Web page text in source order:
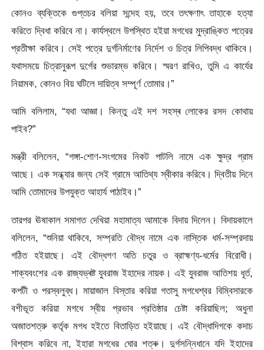
কোনও ব্যক্তিকে গুপ্তচর বলিয়া সন্দেহ হয়, তবে তৎক্ষণাৎ তাহাকে হত্যা
করিতে দ্বিধা করিবে না। কার্যস্থলে উপস্থিত হইয়া মগধের মুদ্রাঙ্কিত পত্রের
প্রতীক্ষা করিবে। সেই পত্রে দুৰ্গনির্মাণের নির্দেশ ও চিত্র লিপিবদ্ধ থাকিবে।
যথাসময়ে চিত্রানুরূপ দুর্গের শুভারম্ভ করিবে। স্মরণ রাখিও, তুমি এ কার্যের
নিয়ামক, কোনও বিয় ঘটিলে দায়িত্ব সম্পূর্ণ তোমার।”
আমি বলিলাম, “যথা আজ্ঞা। কিন্তু এই দশ সহস্ৰ লোকের রসদ কোথায়
পাইব?”
মন্ত্রী বলিলেন, “গঙ্গা-শোণ-সংগমের নিকট পাটলি নামে এক ক্ষুদ্র গ্রাম
আছে। এক সন্ধ্যার জন্য সেই গ্রামে আতিথ্য স্বীকার করিবে। দ্বিতীয় দিনে
আমি তোমাদের উপযুক্ত আহার্য পাঠাইব।”
তারপর ঊষাকাল সমাগত দেখিয়া মহামাত্য আমাকে বিদায় দিলেন। বিদায়কালে
বলিলেন, “শুনিয়া থাকিবে, সম্প্রতি বৌদ্ধ নামে এক নাস্তিক ধর্ম-সম্প্রদায়
গঠিত হইয়াছে। এই বৌদ্ধগণ অতি চতুর ও ব্রাহ্মণ্য-ধর্মের বিরোধী।
শাক্যবংশের এক রাজ্যভ্ৰষ্ট যুবরাজ ইহাদের নায়ক। এই যুবরাজ আতিশয় ধূর্ত,
কপটী ও পরস্বলুব্ধ। মায়াজাল বিস্তার করিয়া গতাসু মগধেশ্বর বিম্বিসারকে
বশীভূত করিয়া মগধে স্বীয় প্রভাব প্রতিষ্ঠার চেষ্টা করিয়াছিল; অধুনা
অজাতশত্রু কর্তৃক মগধ হইতে বিতাড়িত হইয়াছে। এই বৌদ্ধাদিগকে কদাচ
বিশ্বাস করিবে না, ইহারা মগধের ঘোর শত্ৰু। দুৰ্গসন্নিধানে যদি ইহাদের